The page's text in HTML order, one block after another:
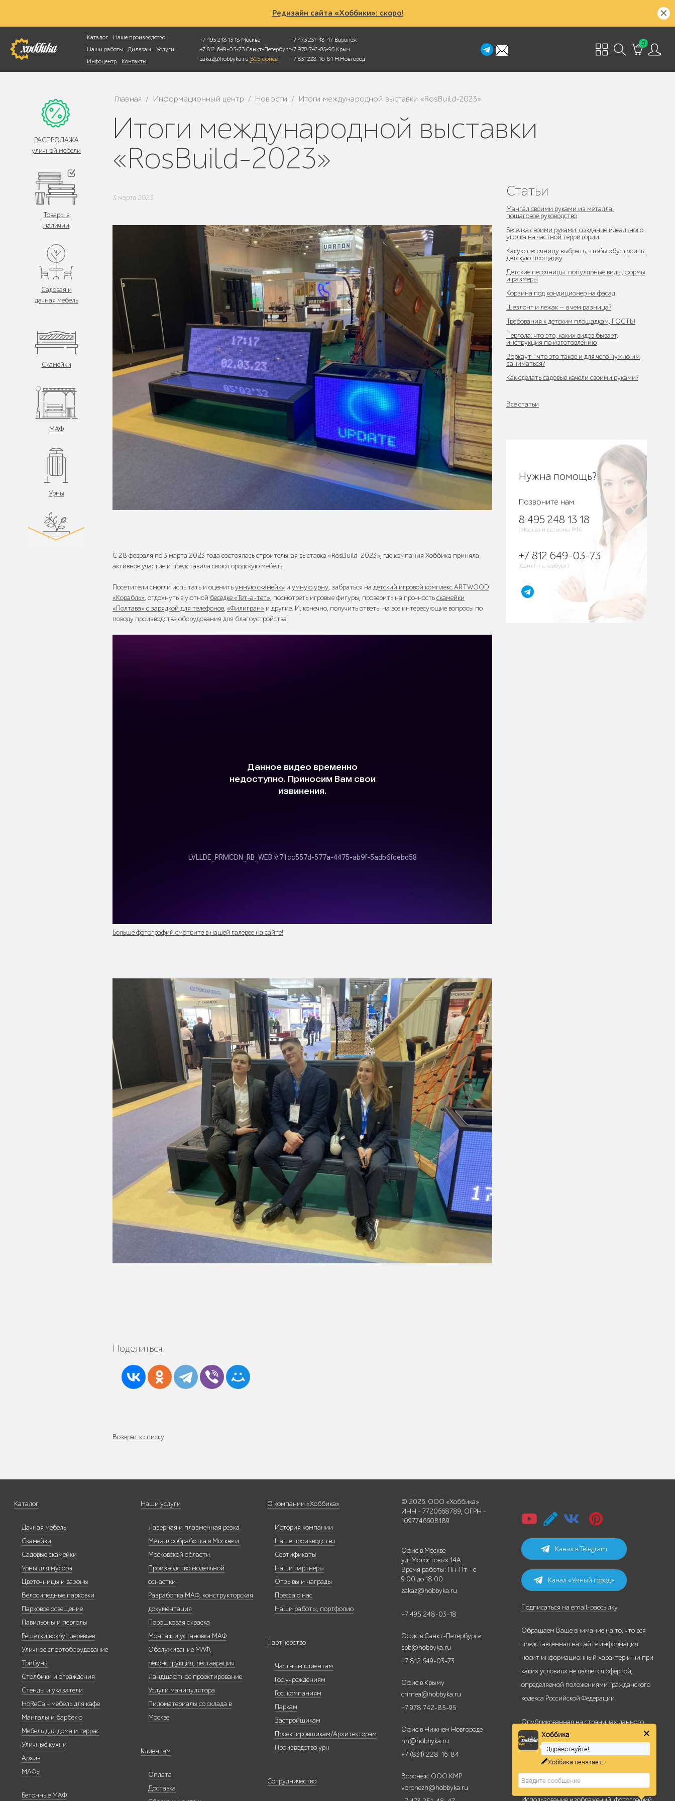
Редизайн сайта «Хоббики»: скоро!
Каталог
Наше производство
Наши работы
Дилерам
Услуги
Инфоцентр
Контакты
+7 495 248 13 18 Москва
+7 812 649-03-73 Санкт-Петербург
zakaz@hobbyka.ru ВСЕ офисы
+7 473 251-48-47 Воронеж
+7 978 742-85-95 Крым
+7 831 228-16-84 Н.Новгород
0
Фотопоиск
РАСПРОДАЖА
уличной мебели
Товары в
наличии
Садовая и
дачная мебель
Скамейки
МАФ
Урны
барбекю
Бескаркасная
мебель
городская
мебель
Контейнерные
Главная / Информационный центр / Новости / Итоги международной выставки «RosBuild-2023»
Итоги международной выставки
«RosBuild-2023»
3 марта 2023
С 28 февраля по 3 марта 2023 года состоялась строительная выставка «RosBuild-2023», где компания Хоббика приняла
активное участие и представила свою городскую мебель.
Посетители смогли испытать и оценитьумную скамейку и умную урну, забраться на детский игровой комплекс ARTWOOD
«Корабль», отдохнуть в уютной беседке «Тет-а-тет», посмотреть игровые фигуры, проверить на прочностьскамейки
«Полтава» с зарядкой для телефонов, «Филигран» и другие. И, конечно, получить ответы на все интересующие вопросы по
поводу производства оборудования для благоустройства.
Больше фотографий смотрите в нашей галерее на сайте!
Поделиться:
Возврат к списку
Статьи
Мангал своими руками из металла:
пошаговое руководство
Беседка своими руками: создание идеального
уголка на частной территории
Какую песочницу выбрать, чтобы обустроить
детскую площадку
Детские песочницы: популярные виды, формы
и размеры
Корзина под кондиционер на фасад
Шезлонг и лежак — в чем разница?
Требования к детским площадкам, ГОСТЫ
Пергола: что это, каких видов бывает,
инструкция по изготовлению
Воркаут - что это такое и для чего нужно им
заниматься?
Как сделать садовые качели своими руками?
Все статьи
Нужна помощь?
Позвоните нам:
8 495 248 13 18
(Москва и регионы РФ)
+7 812 649-03-73
(Санкт-Петербург)
Каталог
Дачная мебель
Скамейки
Садовые скамейки
Урны для мусора
Цветочницы и вазоны
Велосипедные парковки
Парковое освещение
Павильоны и перголы
Решётки вокруг деревьев
Уличное спортоборудование
Трибуны
Столбики и ограждения
Стенды и указатели
HoReCa - мебель для кафе
Мангалы и барбекю
Мебель для дома и террас
Уличные кухни
Архив
МАФы
Бетонные МАФ
Наши услуги
Лазерная и плазменная резка
Металлообработка в Москве и
Московской области
Производство модельной
оснастки
Разработка МАФ, конструкторская
документация
Порошковая окраска
Монтаж и установка МАФ
Обслуживание МАФ,
реконструкция, реставрация
Ландшафтное проектирование
Услуги манипулятора
Пиломатериалы со склада в
Москве
Клиентам
Оплата
Доставка
О компании «Хоббика»
История компании
Наше производство
Сертификаты
Наши партнеры
Отзывы и награды
Пресса о нас
Наши работы, портфолио
Партнерство
Частным клиентам
Гос.учреждениям
Гос. компаниям
Паркам
Застройщикам
Проектировщикам/Архитекторам
Производство урн
Сотрудничество
© 2026. ООО «Хоббика»
ИНН - 7720668789, ОГРН -
1097746608189
Офис в Москве
ул. Молостовых 14А
Время работы: Пн-Пт - с
9:00 до 18:00
zakaz@hobbyka.ru
+7 495 248-03-18
Офис в Санкт-Петербурге
spb@hobbyka.ru
+7 812 649-03-73
Офис в Крыму
crimea@hobbyka.ru
+7 978 742-85-95
Офис в Нижнем Новгороде
nn@hobbyka.ru
+7 (831) 228-16-84
Воронеж: ООО КМР
voronezh@hobbyka.ru
Канал в Telegram
Канал «Умный город»
Подписаться на email-рассылку
Обращаем Ваше внимание на то, что вся
представленная на сайте информация
носит информационный характер и ни при
каких условиях не является офертой,
определяемой положениями Гражданского
кодекса Российской Федерации.
Опубликованная на страницах данного
сайта информация, продукция и её
изображения являются объектом прав
интеллектуальной собственности ООО
«Хоббика».
Хоббика
Здравствуйте!
Готовы оперативно Вас
проконсультировать